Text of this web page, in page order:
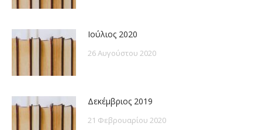
Ιούλιος 2020
26 Αυγούστου 2020
Δεκέμβριος 2019
21 Φεβρουαρίου 2020